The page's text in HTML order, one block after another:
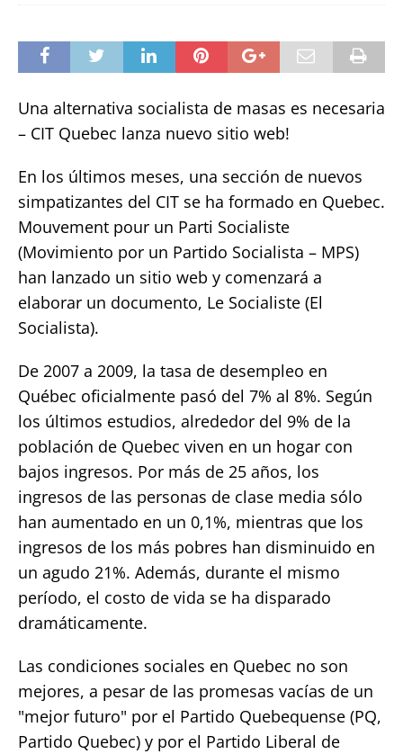
Una alternativa socialista de masas es necesaria
– CIT Quebec lanza nuevo sitio web!
En los últimos meses, una sección de nuevos
simpatizantes del CIT se ha formado en Quebec.
Mouvement pour un Parti Socialiste
(Movimiento por un Partido Socialista – MPS)
han lanzado un sitio web y comenzará a
elaborar un documento, Le Socialiste (El
Socialista).
De 2007 a 2009, la tasa de desempleo en
Québec oficialmente pasó del 7% al 8%. Según
los últimos estudios, alrededor del 9% de la
población de Quebec viven en un hogar con
bajos ingresos. Por más de 25 años, los
ingresos de las personas de clase media sólo
han aumentado en un 0,1%, mientras que los
ingresos de los más pobres han disminuido en
un agudo 21%. Además, durante el mismo
período, el costo de vida se ha disparado
dramáticamente.
Las condiciones sociales en Quebec no son
mejores, a pesar de las promesas vacías de un
"mejor futuro" por el Partido Quebequense (PQ,
Partido Quebec) y por el Partido Liberal de